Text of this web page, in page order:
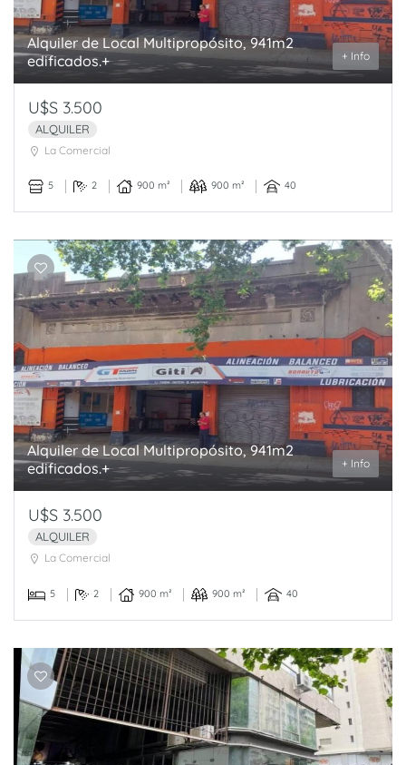
Alquiler de Local Multipropósito, 941m2
edificados.+
+ Info
U$S 3.500
ALQUILER
La Comercial
5 2 900 m² 900 m² 40
Alquiler de Local Multipropósito, 941m2
edificados.+
+ Info
U$S 3.500
ALQUILER
La Comercial
5 2 900 m² 900 m² 40